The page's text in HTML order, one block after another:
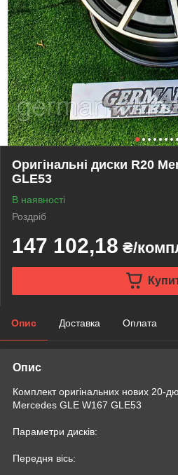
Оригінальні диски R20
GLE53
В наявності
Роздріб
147 102,18 ₴/
Опис Доставка Оплата
Опис
Комплект оригінальних нових 20-
Mercedes GLE W167 GLE53
Параметри дисків:
Передня вісь: